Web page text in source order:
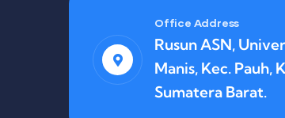
Office Address
Rusun ASN,
Manis, Kec. Pauh,
Sumatera Barat.